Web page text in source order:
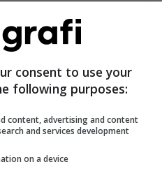
çifti
me
në shtëpinë e
consent to use your
following purposes:
content, advertising and content
and services development
on a device